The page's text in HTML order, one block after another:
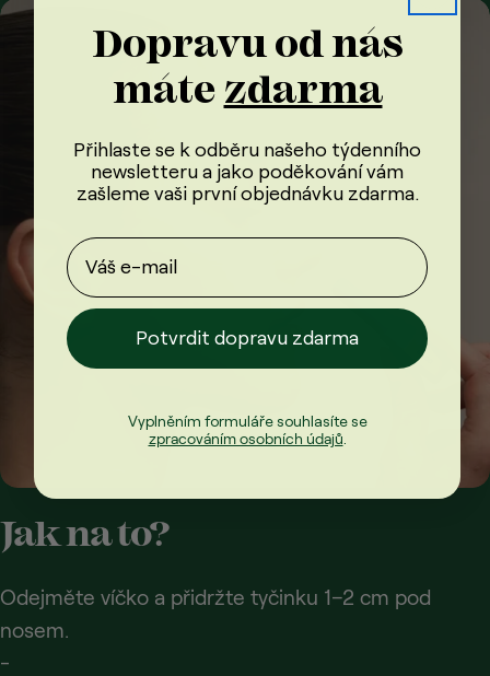
Jak na to?
Odejměte víčko a přidržte tyčinku 1–2 cm pod
nosem.
-
Dopravu od nás
máte zdarma
Přihlaste se k odběru našeho týdenního
newsletteru a jako poděkování vám
zašleme vaši první objednávku zdarma.
Potvrdit dopravu zdarma
Vyplněním formuláře souhlasíte se
zpracováním osobních údajů